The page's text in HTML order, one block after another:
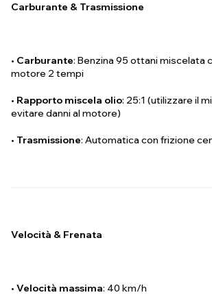
Carburante & Trasmissione
• Carburante: Benzina 95 ottani miscelata
motore 2 tempi
• Rapporto miscela olio: 25:1 (utilizzare il
evitare danni al motore)
• Trasmissione: Automatica con frizione
Velocità & Frenata
• Velocità massima: 40 km/h